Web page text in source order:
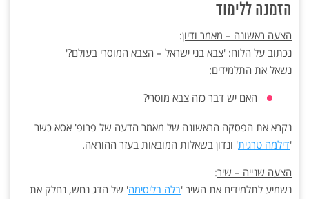
הזמנה ללימוד
הצעה ראשונה – מאמר ודיון:
נכתוב על הלוח: 'צבא בני ישראל – הצבא המוסרי בעולם?'
נשאל את התלמידים:
האם יש דבר כזה צבא מוסרי?
נקרא את הפסקה הראשונה של מאמר הדעה של פרופ' אסא כשר
'דילמה טרגית' ונדון בשאלות המובאות בעזר ההוראה.
הצעה שנייה – שיר:
נשמיע לתלמידים את השיר 'בלה בליסימה' של הדג נחש, נחלק את